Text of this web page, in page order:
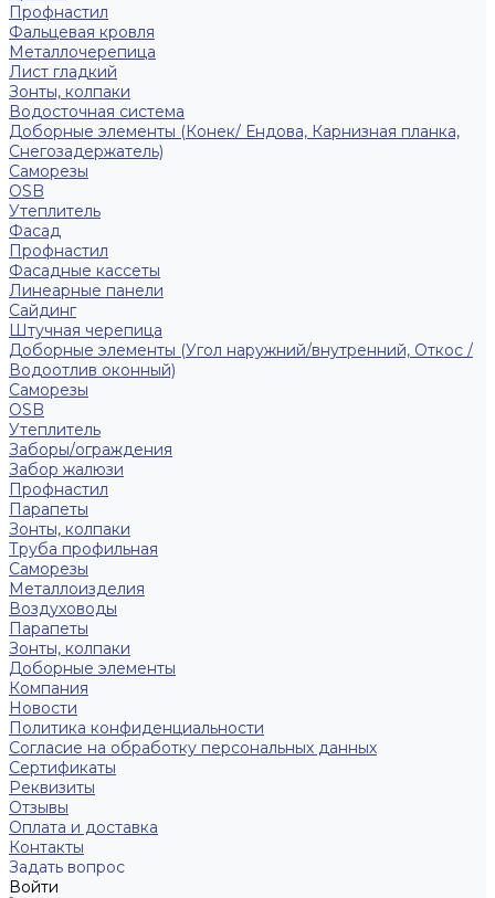
Профнастил
Фальцевая кровля
Металлочерепица
Лист гладкий
Зонты, колпаки
Водосточная система
Доборные элементы (Конек/ Ендова, Карнизная планка,
Снегозадержатель)
Саморезы
ОSB
Утеплитель
Фасад
Профнастил
Фасадные кассеты
Линеарные панели
Сайдинг
Штучная черепица
Доборные элементы (Угол наружний/внутренний, Откос /
Водоотлив оконный)
Саморезы
OSB
Утеплитель
Заборы/ограждения
Забор жалюзи
Профнастил
Парапеты
Зонты, колпаки
Труба профильная
Саморезы
Металлоизделия
Воздуховоды
Парапеты
Зонты, колпаки
Доборные элементы
Компания
Новости
Политика конфиденциальности
Согласие на обработку персональных данных
Сертификаты
Реквизиты
Отзывы
Оплата и доставка
Контакты
Задать вопрос
Войти